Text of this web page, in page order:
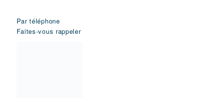
Par téléphone
Faites-vous rappeler